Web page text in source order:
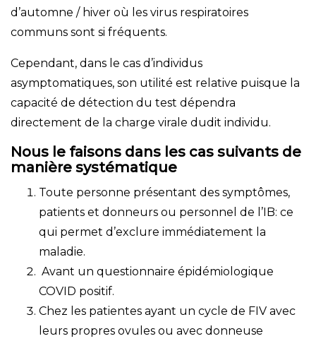
d’automne / hiver où les virus respiratoires
communs sont si fréquents.
Cependant, dans le cas d’individus
asymptomatiques, son utilité est relative puisque la
capacité de détection du test dépendra
directement de la charge virale dudit individu.
Nous le faisons dans les cas suivants de
manière systématique
Toute personne présentant des symptômes,
patients et donneurs ou personnel de l’IB: ce
qui permet d’exclure immédiatement la
maladie.
Avant un questionnaire épidémiologique
COVID positif.
Chez les patientes ayant un cycle de FIV avec
leurs propres ovules ou avec donneuse